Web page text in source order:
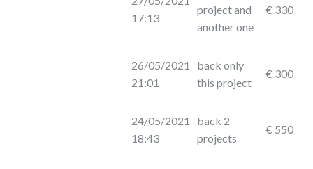
17:13
project and
another one
€ 330
26/05/2021
21:01
back only
this project
€ 300
24/05/2021
18:43
back 2
projects
€ 550